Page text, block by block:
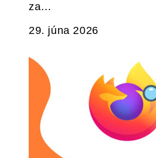
za…
29. júna 2026